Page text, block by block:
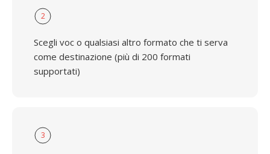
2
Scegli voc o qualsiasi altro formato che ti serva
come destinazione (più di 200 formati
supportati)
3